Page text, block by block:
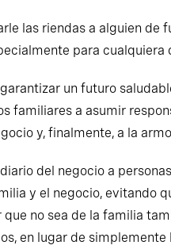
las riendas a alguien
para
un futuro
familiares a asumir
y, finalmente, a la
del negocio a
y el negocio, evitando
no sea de la familia
en lugar de